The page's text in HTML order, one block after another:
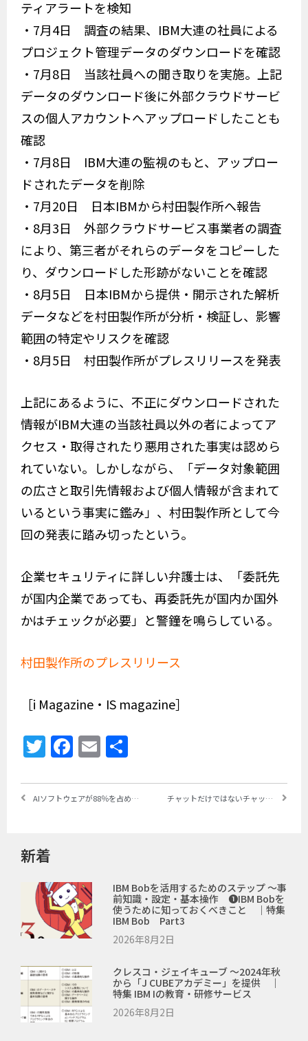
ティアラートを検知
・7月4日 調査の結果、IBM大連の社員による
プロジェクト管理データのダウンロードを確認
・7月8日 当該社員への聞き取りを実施。上記
データのダウンロード後に外部クラウドサービ
スの個人アカウントへアップロードしたことも
確認
・7月8日 IBM大連の監視のもと、アップロー
ドされたデータを削除
・7月20日 日本IBMから村田製作所へ報告
・8月3日 外部クラウドサービス事業者の調査
により、第三者がそれらのデータをコピーした
り、ダウンロードした形跡がないことを確認
・8月5日 日本IBMから提供・開示された解析
データなどを村田製作所が分析・検証し、影響
範囲の特定やリスクを確認
・8月5日 村田製作所がプレスリリースを発表
上記にあるように、不正にダウンロードされた
情報がIBM大連の当該社員以外の者によってア
クセス・取得されたり悪用された事実は認めら
れていない。しかしながら、「データ対象範囲
の広さと取引先情報および個人情報が含まれて
いるという事実に鑑み」、村田製作所として今
回の発表に踏み切ったという。
企業セキュリティに詳しい弁護士は、「委託先
が国内企業であっても、再委託先が国内か国外
かはチェックが必要」と警鐘を鳴らしている。
村田製作所のプレスリリース
［i Magazine・IS magazine］
Twitter
Facebook
Email
AIソフトウェアが88％を占めるが、AIサービスが今後急成長 ～米IDCが世界AI市場を予測、2020年「AI Centric」でIBMが2冠、「AI non-Centric」でマイクロソフトが3冠 チャットだけではないチャットツールのもう1つの活用法 ～オンプレミスに導入可能なRocket.ChatでIBM iとの連携システムを実現
新着
IBM Bobを活用するためのステップ ～事
前知識・設定・基本操作 ❶IBM Bobを
使うために知っておくべきこと ｜特集
IBM Bob Part3
2026年8月2日
クレスコ・ジェイキューブ ～2024年秋
から「J CUBEアカデミー」を提供 ｜
特集 IBM Iの教育・研修サービス
2026年8月2日